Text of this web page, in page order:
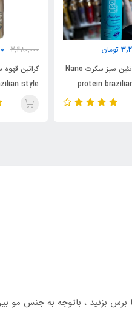
3,480,000
3,280,000 تومان
کراتین قهوه سکرت coffee
SECRET brazilian style